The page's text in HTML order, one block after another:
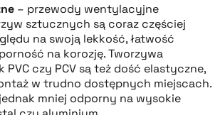
– przewody wentylacyjne
sztucznych są coraz częściej
na swoją lekkość, łatwość
na korozję. Tworzywa
PVC czy PCV są też dość elastyczne,
w trudno dostępnych miejscach.
mniej odporny na wysokie